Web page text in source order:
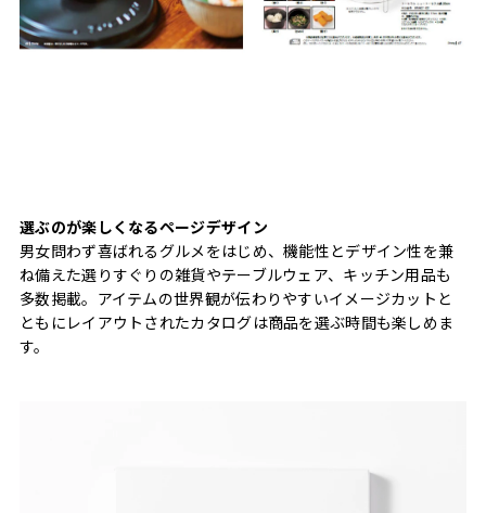
選ぶのが楽しくなるページデザイン
男女問わず喜ばれるグルメをはじめ、機能性とデザイン性を兼
ね備えた選りすぐりの雑貨やテーブルウェア、キッチン用品も
多数掲載。アイテムの世界観が伝わりやすいイメージカットと
ともにレイアウトされたカタログは商品を選ぶ時間も楽しめま
す。